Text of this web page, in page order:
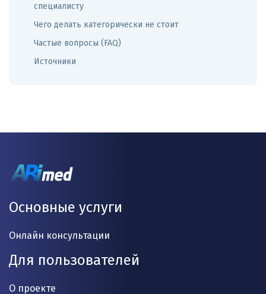
специалисту
Чего делать категорически не стоит
Частые вопросы (FAQ)
Источники
Основные услуги
Онлайн консультации
Для пользователей
О проекте